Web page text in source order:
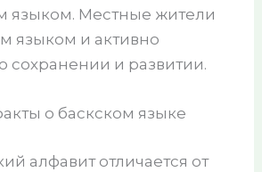
языком. Местные жители
языком и активно
сохранении и развитии.
о баскском языке
алфавит отличается от